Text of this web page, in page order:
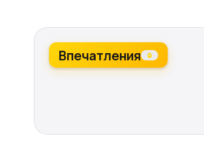
Впечатления 0